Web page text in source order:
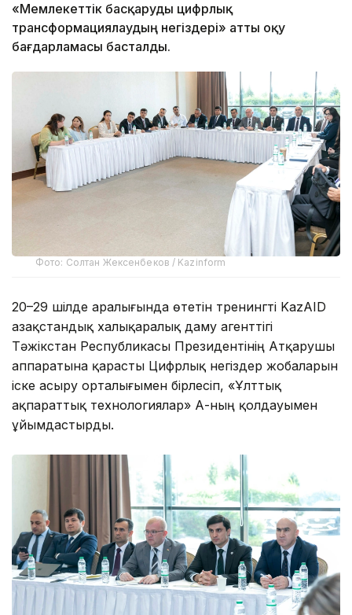
«Мемлекеттік басқаруды цифрлық
трансформациялаудың негіздері» атты оқу
бағдарламасы басталды.
Фото: Солтан Жексенбеков / Kazinform
20–29 шілде аралығында өтетін тренингті KazAID
Қазақстандық халықаралық даму агенттігі
Тәжікстан Республикасы Президентінің Атқарушы
аппаратына қарасты Цифрлық негіздер жобаларын
іске асыру орталығымен бірлесіп, «Ұлттық
ақпараттық технологиялар» АҚ-ның қолдауымен
ұйымдастырды.